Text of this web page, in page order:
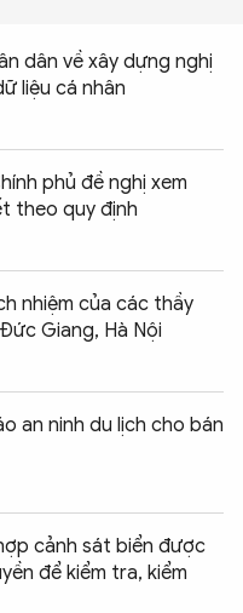
dân về xây dựng nghị
liệu cá nhân
phủ đề nghị xem
theo quy định
nhiệm của các thầy
Giang, Hà Nội
an ninh du lịch cho bán
cảnh sát biển được
để kiểm tra, kiểm